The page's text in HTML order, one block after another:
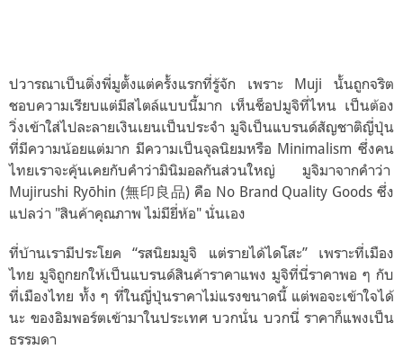
ปวารณาเป็นติ่งพี่มูตั้งแต่ครั้งแรกที่รู้จัก เพราะ Muji นั้นถูกจริต
ชอบความเรียบแต่มีสไตล์แบบนี้มาก เห็นช็อปมูจิที่ไหน เป็นต้อง
วิ่งเข้าใส่ไปละลายเงินเยนเป็นประจำ มูจิเป็นแบรนด์สัญชาติญี่ปุ่น
ที่มีความน้อยแต่มาก มีความเป็นจุลนิยมหรือ Minimalism ซึ่งคน
ไทยเราจะคุ้นเคยกับคำว่ามินิมอลกันส่วนใหญ่ มูจิมาจากคำว่า
Mujirushi Ryōhin (無印良品) คือ No Brand Quality Goods ซึ่ง
แปลว่า "สินค้าคุณภาพ ไม่มียี่ห้อ" นั่นเอง
ที่บ้านเรามีประโยค “รสนิยมมูจิ แต่รายได้ไดโสะ” เพราะที่เมือง
ไทย มูจิถูกยกให้เป็นแบรนด์สินค้าราคาแพง มูจิที่นี่ราคาพอ ๆ กับ
ที่เมืองไทย ทั้ง ๆ ที่ในญี่ปุ่นราคาไม่แรงขนาดนี้ แต่พอจะเข้าใจได้
นะ ของอิมพอร์ตเข้ามาในประเทศ บวกนั่น บวกนี่ ราคาก็แพงเป็น
ธรรมดา